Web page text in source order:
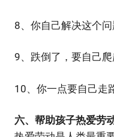
8、你自己解决这个
9、跌倒了，要自己
10、你一点要自己走
六、帮助孩子热爱劳